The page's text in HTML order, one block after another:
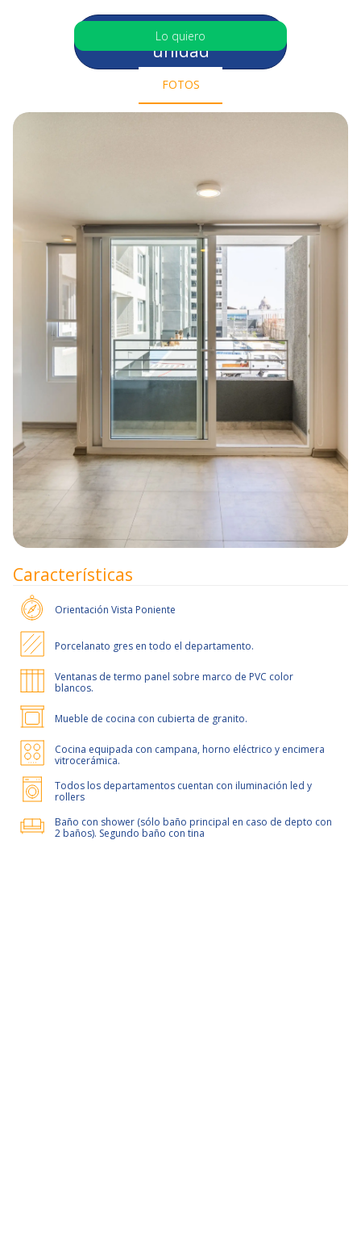
Selecciona otra
unidad
Lo quiero
FOTOS
Características
Orientación Vista Poniente
Porcelanato gres en todo el departamento.
Ventanas de termo panel sobre marco de PVC color
blancos.
Mueble de cocina con cubierta de granito.
Cocina equipada con campana, horno eléctrico y encimera
vitrocerámica.
Todos los departamentos cuentan con iluminación led y
rollers
Baño con shower (sólo baño principal en caso de depto con
2 baños). Segundo baño con tina